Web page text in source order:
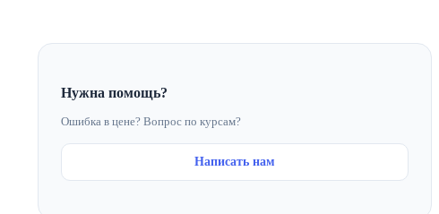
Нужна помощь?
Ошибка в цене? Вопрос по курсам?
Написать нам